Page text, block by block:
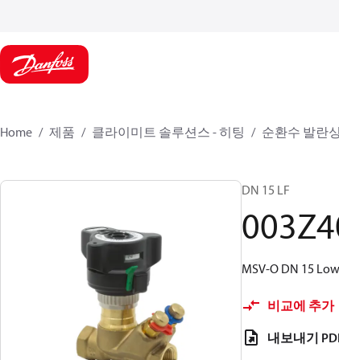
Home 제품 클라이미트 솔루션스 - 히팅 순환수 발란
DN 15 LF
MSV-O DN 15
비교에 추가
내보내기